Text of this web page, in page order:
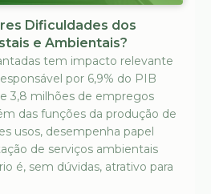
Dificuldades dos
e Ambientais?
tem impacto relevante
por 6,9% do PIB
3,8 milhões de empregos
das funções da produção de
usos, desempenha papel
de serviços ambientais
é, sem dúvidas, atrativo para